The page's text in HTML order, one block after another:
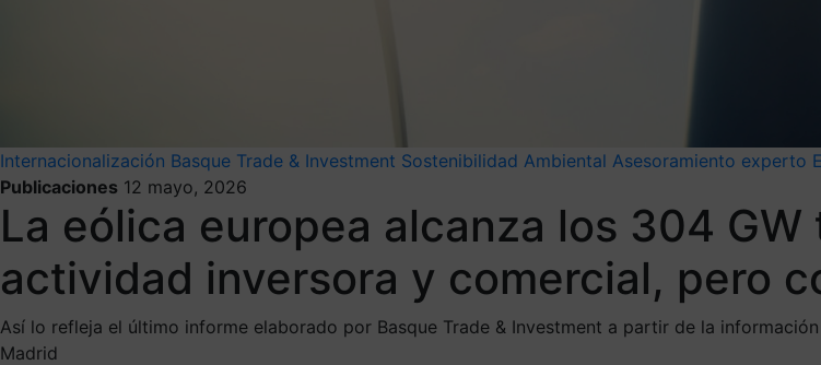
Internacionalización Basque Trade & Investment Sostenibilidad Ambiental Asesoramiento experto
Publicaciones 12 mayo, 2026
La eólica europea alcanza los 304
actividad inversora y comercial, pero
Así lo refleja el último informe elaborado por Basque Trade & Investment a partir de la
Madrid